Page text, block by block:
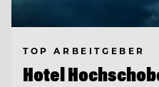
TOP ARBEITGEBER
Hotel